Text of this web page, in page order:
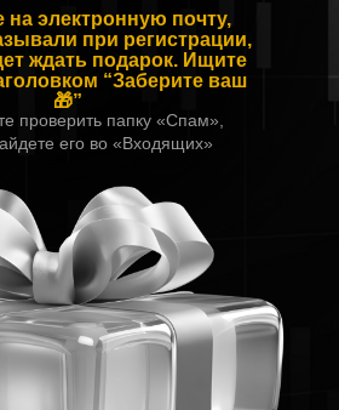
на электронную почту,
при регистрации,
ждать подарок. Ищите
“Заберите ваш
🎁”
проверить папку «Спам»,
его во «Входящих»